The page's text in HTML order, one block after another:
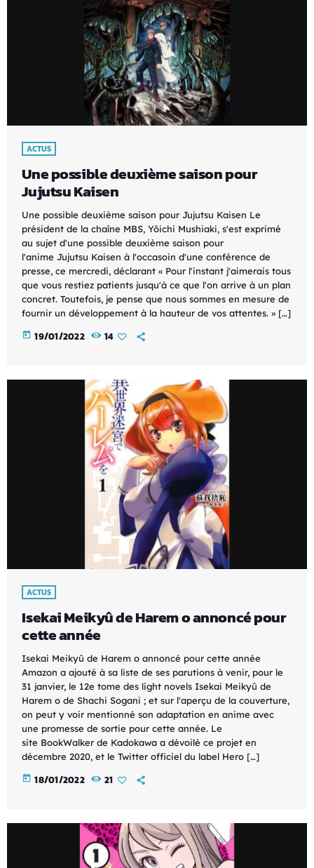
ACTUS
Une possible deuxième saison pour
Jujutsu Kaisen
Une possible deuxième saison pour Jujutsu Kaisen Le
président de la chaîne MBS, Yôichi Mushiaki, s'est exprimé
au sujet d'une possible deuxième saison pour
l'anime Jujutsu Kaisen à l'occasoin d'une conférence de
presse, ce mercredi, déclarant « Pour l'instant j'aimerais tous
que vous restiez patients jusqu'à ce que l'on arrive à un plan
concret. Toutefois, je pense que nous sommes en mesure de
fournir un développement à la hauteur de vos attentes. » […]
today 19/01/2022 14
ACTUS
Isekai Meikyû de Harem o annoncé pour
cette année
Isekai Meikyû de Harem o annoncé pour cette année
Amazon a ajouté à sa liste de ses parutions à venir, pour le
31 janvier, le 12e tome des light novels Isekai Meikyû de
Harem o de Shachi Sogani ; et sur l'aperçu de la couverture,
on peut y voir mentionné son adaptation en anime avec
une promesse de sortie pour cette année. Le
site BookWalker de Kadokawa a dévoilé ce projet en
décembre 2020, et le Twitter officiel du label Hero […]
today 18/01/2022 21